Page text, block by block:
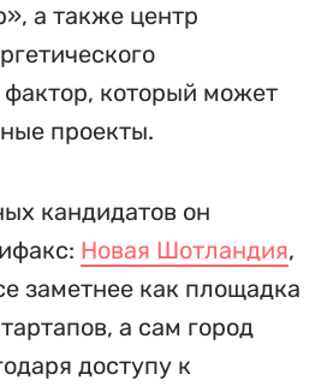
а также центр
который может
проекты.
кандидатов он
Новая Шотландия,
заметнее как площадка
а сам город
доступу к